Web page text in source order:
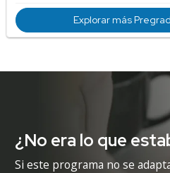
Explorar más
¿No era lo que
Si este programa no se